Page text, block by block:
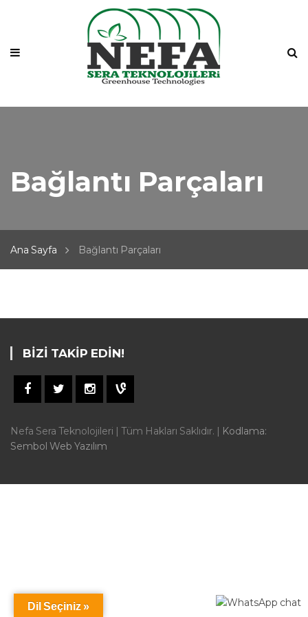
Bağlantı Parçaları
Ana Sayfa Bağlantı Parçaları
BIZI TAKIP EDIN!
Nefa Sera Teknolojileri | Tüm Hakları Saklıdır. | Kodlama:
Sembol Web Yazılım
Dil Seçiniz »